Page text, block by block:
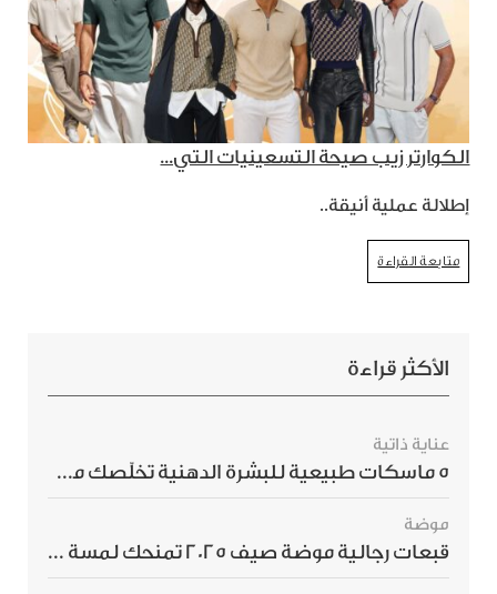
الكوارتر زيب صيحة التسعينيات التي...
إطلالة عملية أنيقة..
متابعة القراءة
الأكثر قراءة
عناية ذاتية
5 ماسكات طبيعية للبشرة الدهنية تخلّصك من الحبوب بسرعة
موضة
قبعات رجالية موضة صيف 2025 تمنحك لمسة أناقة استثنائية